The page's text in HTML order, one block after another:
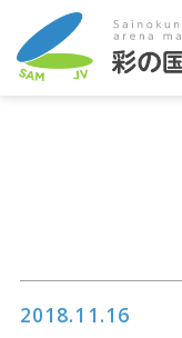
2018.11.16